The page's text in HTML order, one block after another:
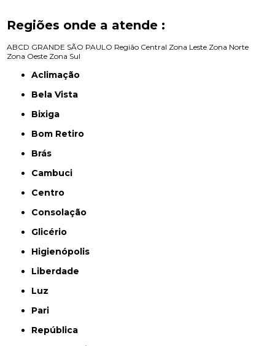
Regiões onde a atende :
ABCD GRANDE SÃO PAULO Região Central Zona Leste Zona Norte
Zona Oeste Zona Sul
Aclimação
Bela Vista
Bixiga
Bom Retiro
Brás
Cambuci
Centro
Consolação
Glicério
Higienópolis
Liberdade
Luz
Pari
República